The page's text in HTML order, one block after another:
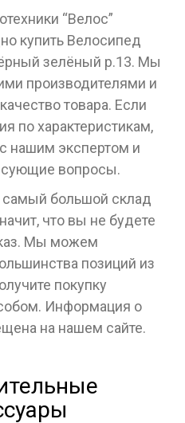
“Велос”
купить Велосипед
зелёный р.13. Мы
производителями и
товара. Если
по характеристикам,
нашим экспертом и
вопросы.
большой склад
что вы не будете
Мы можем
позиций из
покупку
Информация о
на нашем сайте.